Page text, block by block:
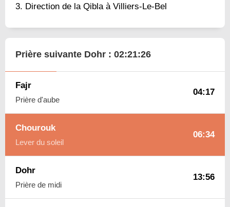
Direction de la Qibla à Villiers-Le-Bel
Prière suivante Dohr : 02:21:26
Fajr
Prière d'aube
04:17
Chourouk
Lever du soleil
06:34
Dohr
Prière de midi
13:56